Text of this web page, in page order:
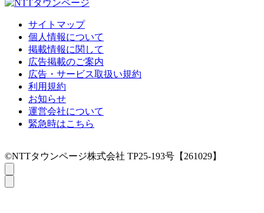
サイトマップ
個人情報について
掲載情報に関して
広告掲載のご案内
広告・サービス取扱い規約
利用規約
お知らせ
運営会社について
緊急時はこちら
©NTTタウンページ株式会社 TP25-193号【261029】